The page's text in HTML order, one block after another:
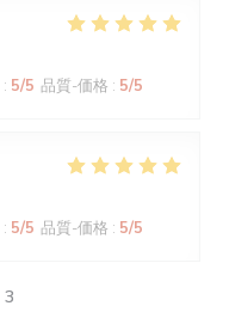
: 5/5 品質-価格 : 5/5
: 5/5 品質-価格 : 5/5
3